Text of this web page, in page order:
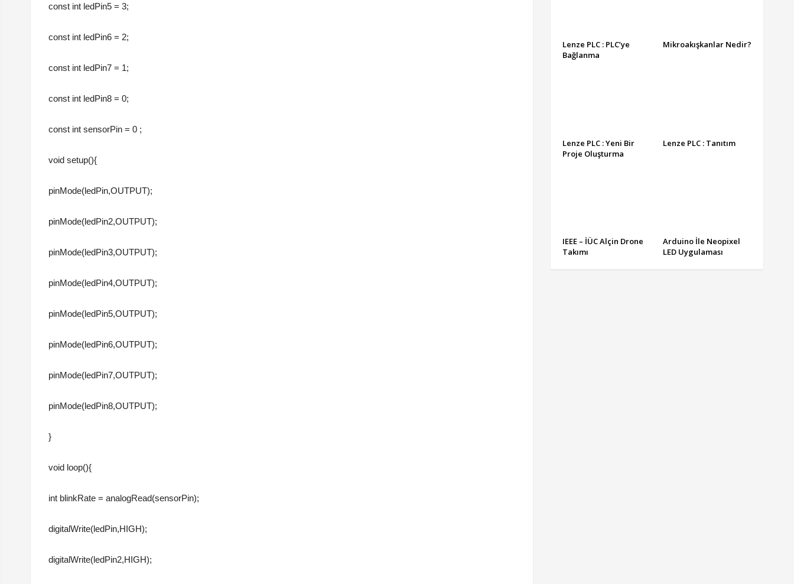
const int ledPin5 = 3;
const int ledPin6 = 2;
const int ledPin7 = 1;
const int ledPin8 = 0;
const int sensorPin = 0 ;
void setup(){
pinMode(ledPin,OUTPUT);
pinMode(ledPin2,OUTPUT);
pinMode(ledPin3,OUTPUT);
pinMode(ledPin4,OUTPUT);
pinMode(ledPin5,OUTPUT);
pinMode(ledPin6,OUTPUT);
pinMode(ledPin7,OUTPUT);
pinMode(ledPin8,OUTPUT);
}
void loop(){
int blinkRate = analogRead(sensorPin);
digitalWrite(ledPin,HIGH);
digitalWrite(ledPin2,HIGH);
Lenze PLC : PLC’ye
Bağlanma
Mikroakışkanlar Nedir?
Lenze PLC : Yeni Bir
Proje Oluşturma
Lenze PLC : Tanıtım
IEEE – İÜC Alçin Drone
Takımı
Arduino İle Neopixel
LED Uygulaması